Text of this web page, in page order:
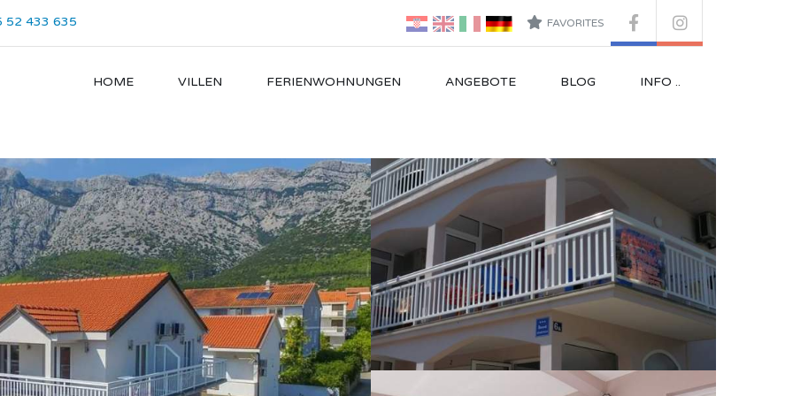
FAVORITES
52 433 635
HOME VILLEN FERIENWOHNUNGEN ANGEBOTE BLOG INFO ..